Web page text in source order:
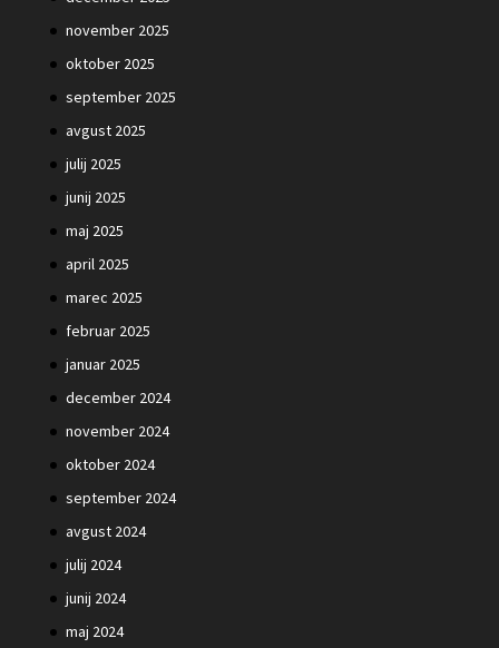
november 2025
oktober 2025
september 2025
avgust 2025
julij 2025
junij 2025
maj 2025
april 2025
marec 2025
februar 2025
januar 2025
december 2024
november 2024
oktober 2024
september 2024
avgust 2024
julij 2024
junij 2024
maj 2024